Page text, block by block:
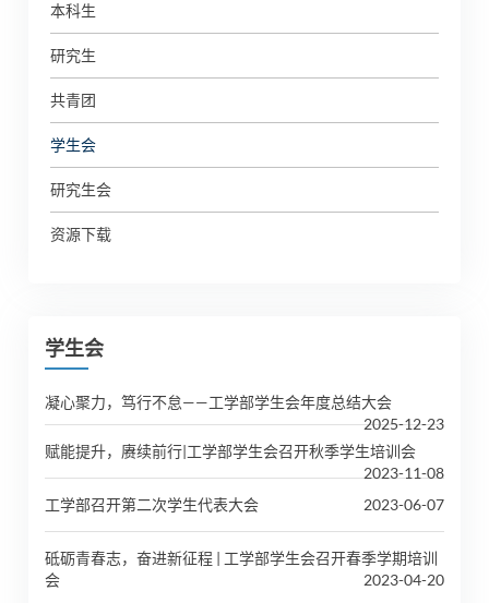
本科生
研究生
共青团
学生会
研究生会
资源下载
学生会
凝心聚力，笃行不怠——工学部学生会年度总结大会
2025-12-23
赋能提升，赓续前行|工学部学生会召开秋季学生培训会
2023-11-08
工学部召开第二次学生代表大会
2023-06-07
砥砺青春志，奋进新征程 | 工学部学生会召开春季学期培训
会
2023-04-20